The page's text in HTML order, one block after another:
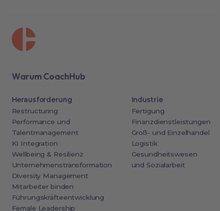
Warum CoachHub
Herausforderung
Restructuring
Performance und
Talentmanagement
KI Integration
Wellbeing & Resilienz
Unternehmenstransformation
Diversity Management
Mitarbeiter binden
Führungskräfteentwicklung
Female Leadership
Industrie
Fertigung
Finanzdienstleistungen
Groß- und Einzelhandel
Logistik
Gesundheitswesen
und Sozialarbeit